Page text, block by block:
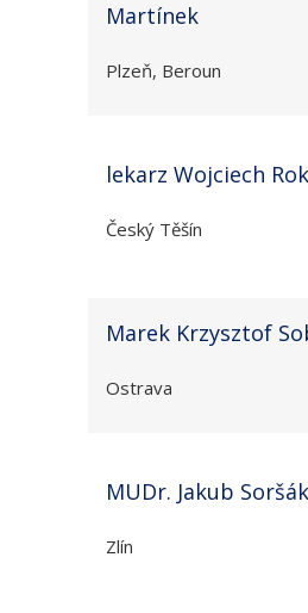
Martínek
Plzeň, Beroun
lekarz Wojciech
Český Těšín
Marek Krzysztof
Ostrava
MUDr. Jakub Soršák
Zlín